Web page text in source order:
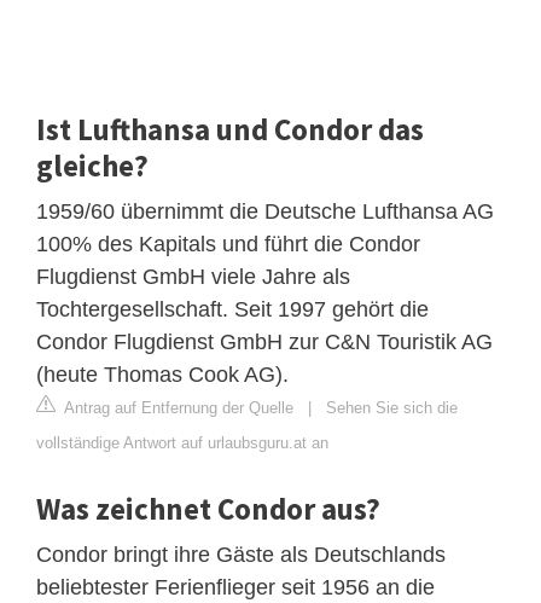
Ist Lufthansa und Condor das
gleiche?
1959/60 übernimmt die Deutsche Lufthansa AG
100% des Kapitals und führt die Condor
Flugdienst GmbH viele Jahre als
Tochtergesellschaft. Seit 1997 gehört die
Condor Flugdienst GmbH zur C&N Touristik AG
(heute Thomas Cook AG).
Antrag auf Entfernung der Quelle | Sehen Sie sich die
vollständige Antwort auf urlaubsguru.at an
Was zeichnet Condor aus?
Condor bringt ihre Gäste als Deutschlands
beliebtester Ferienflieger seit 1956 an die